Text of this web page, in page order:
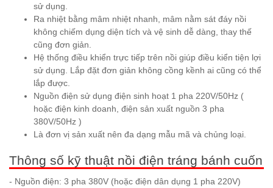
sử dụng.
Ra nhiệt bằng mâm nhiệt nhanh, mâm nằm sát đáy nồi
không chiếm dụng diện tích và vệ sinh dễ dàng, thay thế
cũng đơn giản.
Hệ thống điều khiển trực tiếp trên nồi giúp điều kiển tiện lợi
sử dụng. Lắp đặt đơn giản không cồng kềnh ai cũng có thể
lắp được.
Nguồn điện sử dụng điện sinh hoạt 1 pha 220V/50Hz (
hoặc điện kinh doanh, điện sản xuất nguồn 3 pha
380V/50Hz )
Là đơn vị sản xuất nên đa dạng mẫu mã và chủng loại.
Thông số kỹ thuật nồi điện tráng bánh cuốn
- Nguồn điện: 3 pha 380V (hoặc điện dân dụng 1 pha 220V)